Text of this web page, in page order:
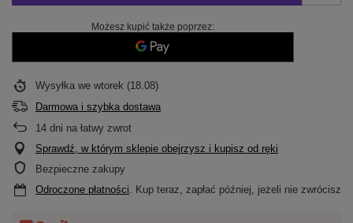
Możesz kupić także poprzez:
Wysyłka we wtorek (18.08)
Darmowa i szybka dostawa
14 dni na łatwy zwrot
Sprawdź, w którym sklepie obejrzysz i kupisz od ręki
Bezpieczne zakupy
Odroczone płatności. Kup teraz, zapłać później, jeżeli nie zwrócisz